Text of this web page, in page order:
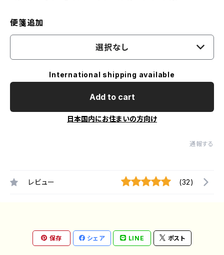
便箋追加
選択なし
International shipping available
Add to cart
日本国内にお住まいの方向け
通報する
レビュー (32)
保存 シェア LINE ポスト